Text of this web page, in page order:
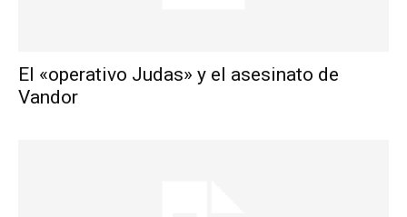
El «operativo Judas» y el asesinato de
Vandor